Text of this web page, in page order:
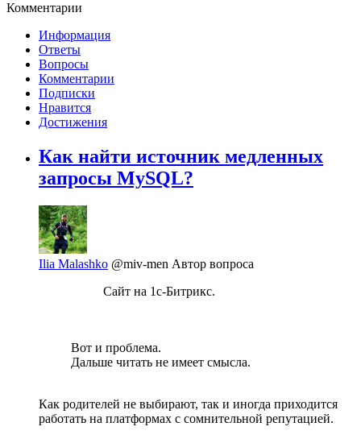
Комментарии
Информация
Ответы
Вопросы
Комментарии
Подписки
Нравится
Достижения
Как найти источник медленных
запросы MySQL?
Ilia Malashko @miv-men Автор вопроса
Сайт на 1с-Битрикс.
Вот и проблема.
Дальше читать не имеет смысла.
Как родителей не выбирают, так и иногда приходится
работать на платформах с сомнительной репутацией.